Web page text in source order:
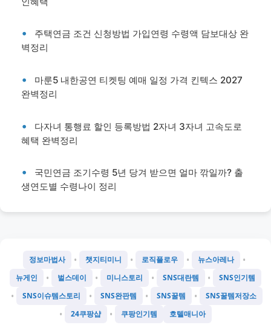
주택연금 조건 신청방법 가입연령 수령액 담보대상 완
벽정리
마룬5 내한공연 티켓팅 예매 일정 가격 킨텍스 2027
완벽정리
다자녀 통행료 할인 등록방법 2자녀 3자녀 고속도로
혜택 완벽정리
국민연금 조기수령 5년 당겨 받으면 얼마 깎일까? 출
생연도별 수령나이 정리
정보마법사 • 챗지티미니 • 로직플로우 • 뉴스아레나 •
뉴게인 • 벌스데이 • 미니스토리 • SNS대란템 • SNS인기템
• SNS이슈템스토리 • SNS완판템 • SNS꿀템 • SNS꿀템저장소
• 24쿠팡샵 • 쿠팡인기템 호텔매니아